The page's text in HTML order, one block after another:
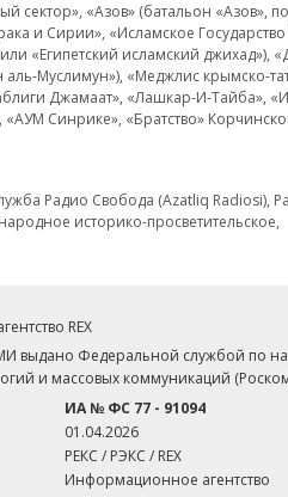
«Азов» (батальон «Азов»,
и Сирии», «Исламское
«Египетский исламский джихад»),
Муслимун»), «Меджлис крымско-
Джамаат», «Лашкар-И-Тайба»,
Синрике», «Братство»
Радио Свобода (Azatliq Radiosi),
историко-просветительское,
REX
выдано Федеральной службой по
и массовых коммуникаций
ИА № ФС 77 - 91094
01.04.2026
РЕКС / РЭКС / REX
Информационное агентство